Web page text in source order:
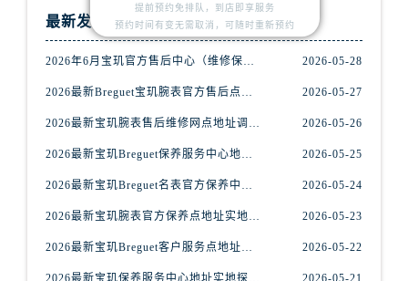
最新发布
2026年6月宝玑官方售后中心（维修保养）网点迁移及增设补充速报 2026-05-28
2026最新Breguet宝玑腕表官方售后点地址考察报告 2026-05-27
2026最新宝玑腕表售后维修网点地址调研报告 2026-05-26
2026最新宝玑Breguet保养服务中心地址调研报告 2026-05-25
2026最新宝玑Breguet名表官方保养中心地址考察报告 2026-05-24
2026最新宝玑腕表官方保养点地址实地探访报告 2026-05-23
2026最新宝玑Breguet客户服务点地址考察报告 2026-05-22
2026最新宝玑保养服务中心地址实地探访报告 2026-05-21
提前预约免排队，到店即享服务
预约时间有变无需取消，可随时重新预约